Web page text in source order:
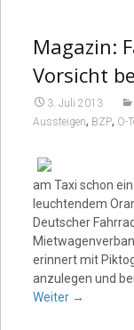
Video
Magazin:
Vorsicht
3. Juli 2013
Aussteigen, BZP, O-
am Taxi schon
leuchtendem
Deutscher
erinnert mit
anzulegen und
Weiter →